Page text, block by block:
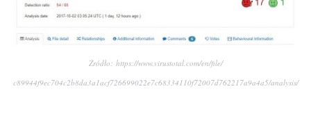
Źródło: https://www.virustotal.com/en/file/
c89944f9ec704c2b8da3a1acf726699022e7c68334110f72007d762217a9a4a5/analysis/